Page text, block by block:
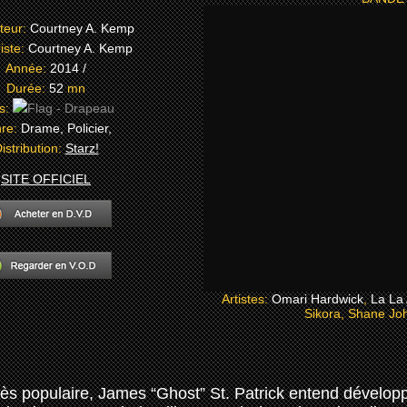
Courtney A. Kemp
Courtney A. Kemp
Année:2014 /
Durée:52mn
Drame, Policier,
Starz!
SITE OFFICIEL
Artistes:Omari Hardwick,La La
Sikora, Shane
populaire, James “Ghost” St. Patrick entend